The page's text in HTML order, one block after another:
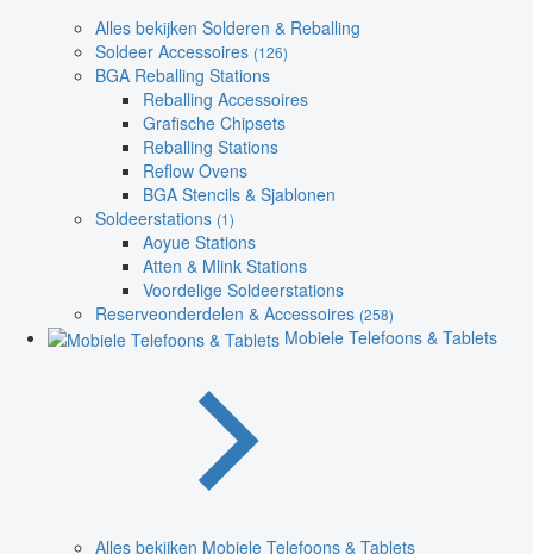
Alles bekijken Solderen & Reballing
Soldeer Accessoires (126)
BGA Reballing Stations
Reballing Accessoires
Grafische Chipsets
Reballing Stations
Reflow Ovens
BGA Stencils & Sjablonen
Soldeerstations (1)
Aoyue Stations
Atten & Mlink Stations
Voordelige Soldeerstations
Reserveonderdelen & Accessoires (258)
Mobiele Telefoons & Tablets
Alles bekijken Mobiele Telefoons & Tablets